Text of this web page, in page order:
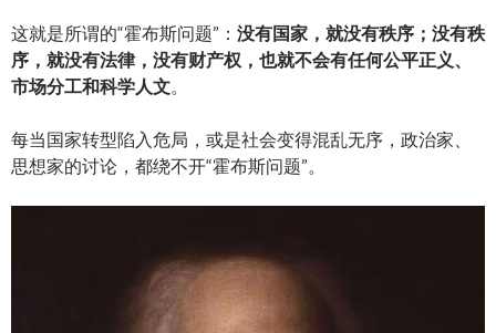
这就是所谓的“霍布斯问题”： 没有国家，就没有秩序；没有秩
序，就没有法律，没有财产权，也就不会有任何公平正义、
市场分工和科学人文。
每当国家转型陷入危局，或是社会变得混乱无序，政治家、
思想家的讨论，都绕不开“霍布斯问题”。